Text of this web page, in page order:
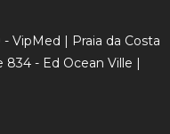
VipMed | Praia da Costa
834 - Ed Ocean Ville |